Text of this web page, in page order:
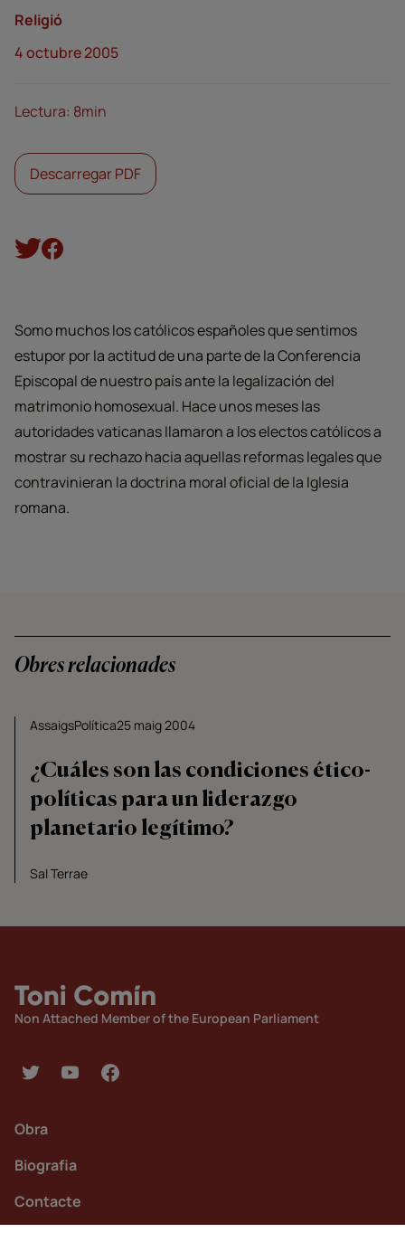
Somo muchos los católicos españoles que sentimos
estupor por la actitud de una parte de la Conferencia
Episcopal de nuestro país ante la legalización del
matrimonio homosexual. Hace unos meses las
autoridades vaticanas llamaron a los electos católicos a
mostrar su rechazo hacia aquellas reformas legales que
contravinieran la doctrina moral oficial de la Iglesia
romana.
Religió
4 octubre 2005
Lectura: 8min
Descarregar PDF
Obres relacionades
AssaigsPolítica25 maig 2004
¿Cuáles son las condiciones ético-
políticas para un liderazgo
planetario legítimo?
Sal Terrae
Non Attached Member of the European Parliament
Obra
Biografia
Contacte